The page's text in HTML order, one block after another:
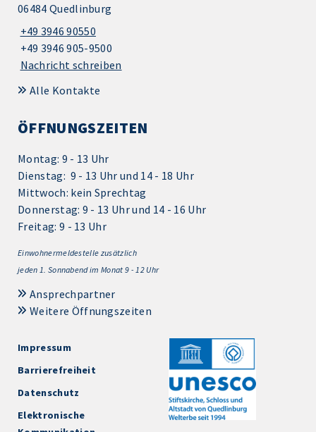
06484 Quedlinburg
+49 3946 90550
+49 3946 905-9500
Nachricht schreiben
Alle Kontakte
ÖFFNUNGSZEITEN
Montag: 9 - 13 Uhr
Dienstag: 9 - 13 Uhr und 14 - 18 Uhr
Mittwoch: kein Sprechtag
Donnerstag: 9 - 13 Uhr und 14 - 16 Uhr
Freitag: 9 - 13 Uhr
Einwohnermeldestelle zusätzlich
jeden 1. Sonnabend im Monat 9 - 12 Uhr
Ansprechpartner
Weitere Öffnungszeiten
Impressum
Barrierefreiheit
Datenschutz
Elektronische